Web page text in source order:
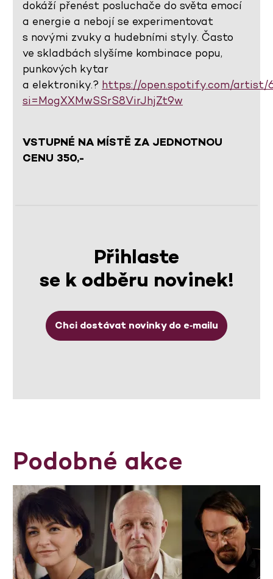
dokáží přenést posluchače do světa emocí
a energie a nebojí se experimentovat
s novými zvuky a hudebními styly. Často
ve skladbách slyšíme kombinace popu,
punkových kytar
a elektroniky.? https://open.spotify.com/artist/
si=MogXXMwSSrS8VirJhjZt9w
VSTUPNÉ NA MÍSTĚ ZA JEDNOTNOU
CENU 350,-
Přihlaste
se k odběru novinek!
Chci dostávat novinky do e‑mailu
Podobné akce